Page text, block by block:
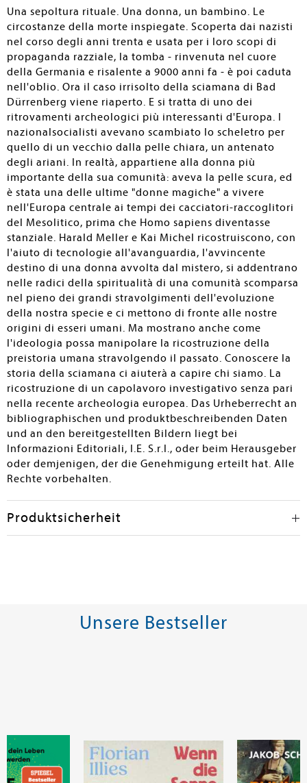
Una sepoltura rituale. Una donna, un bambino. Le
circostanze della morte inspiegate. Scoperta dai nazisti
nel corso degli anni trenta e usata per i loro scopi di
propaganda razziale, la tomba - rinvenuta nel cuore
della Germania e risalente a 9000 anni fa - è poi caduta
nell'oblio. Ora il caso irrisolto della sciamana di Bad
Dürrenberg viene riaperto. E si tratta di uno dei
ritrovamenti archeologici più interessanti d'Europa. I
nazionalsocialisti avevano scambiato lo scheletro per
quello di un vecchio dalla pelle chiara, un antenato
degli ariani. In realtà, appartiene alla donna più
importante della sua comunità: aveva la pelle scura, ed
è stata una delle ultime "donne magiche" a vivere
nell'Europa centrale ai tempi dei cacciatori-raccoglitori
del Mesolitico, prima che Homo sapiens diventasse
stanziale. Harald Meller e Kai Michel ricostruiscono, con
l'aiuto di tecnologie all'avanguardia, l'avvincente
destino di una donna avvolta dal mistero, si addentrano
nelle radici della spiritualità di una comunità scomparsa
nel pieno dei grandi stravolgimenti dell'evoluzione
della nostra specie e ci mettono di fronte alle nostre
origini di esseri umani. Ma mostrano anche come
l'ideologia possa manipolare la ricostruzione della
preistoria umana stravolgendo il passato. Conoscere la
storia della sciamana ci aiuterà a capire chi siamo. La
ricostruzione di un capolavoro investigativo senza pari
nella recente archeologia europea. Das Urheberrecht an
bibliographischen und produktbeschreibenden Daten
und an den bereitgestellten Bildern liegt bei
Informazioni Editoriali, I.E. S.r.l., oder beim Herausgeber
oder demjenigen, der die Genehmigung erteilt hat. Alle
Rechte vorbehalten.
Produktsicherheit
Unsere Bestseller